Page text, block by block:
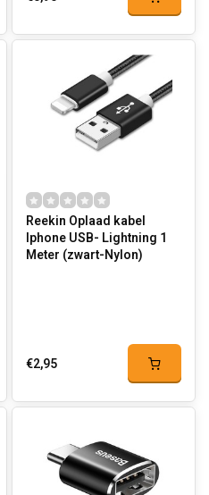
Reekin Oplaad kabel
Iphone USB- Lightning 1
Meter (zwart-Nylon)
€2,95